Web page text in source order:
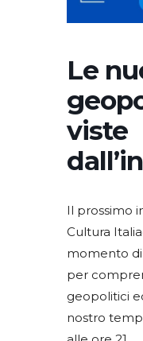
Le
viste
Il prossimo
Cultura
momento
per
geopolitici
nostro